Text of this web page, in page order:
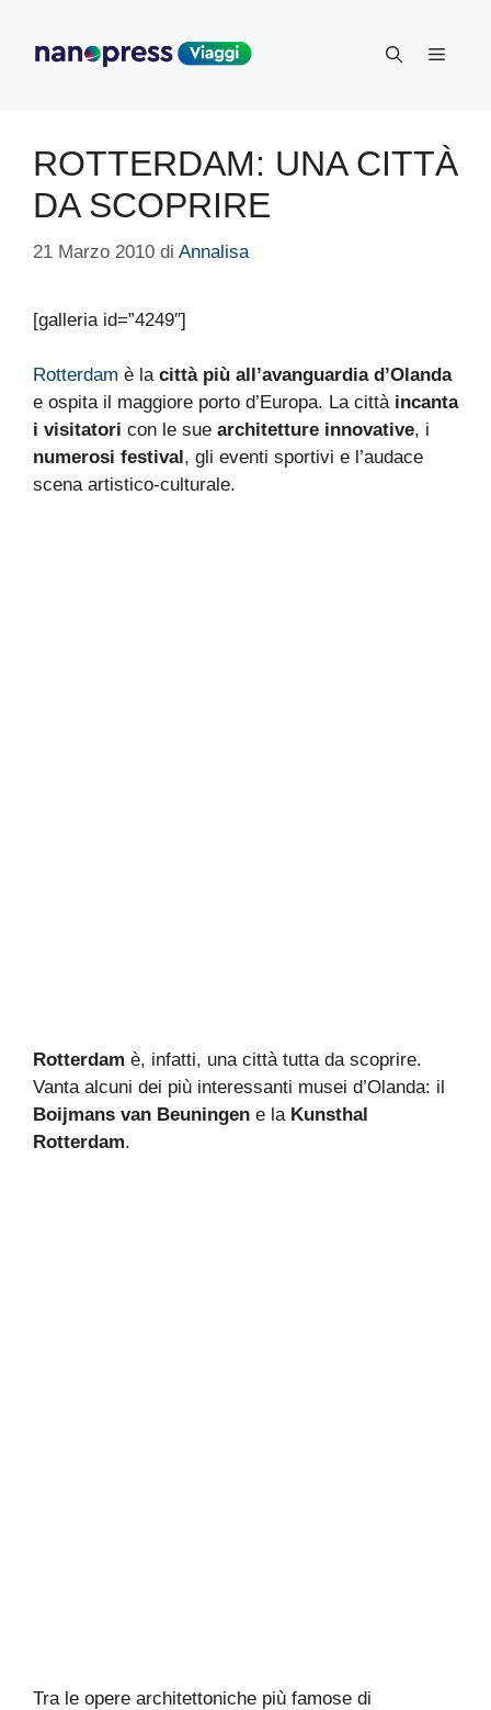
contenuto
Menu
ROTTERDAM: UNA CITTÀ
DA SCOPRIRE
21 Marzo 2010 di Annalisa
[galleria id=”4249″]
Rotterdam è la città più all’avanguardia d’Olanda
e ospita il maggiore porto d’Europa. La città incanta
i visitatori con le sue architetture innovative, i
numerosi festival, gli eventi sportivi e l’audace
scena artistico-culturale.
Rotterdam è, infatti, una città tutta da scoprire.
Vanta alcuni dei più interessanti musei d’Olanda: il
Boijmans van Beuningen e la Kunsthal
Rotterdam.
Tra le opere architettoniche più famose di